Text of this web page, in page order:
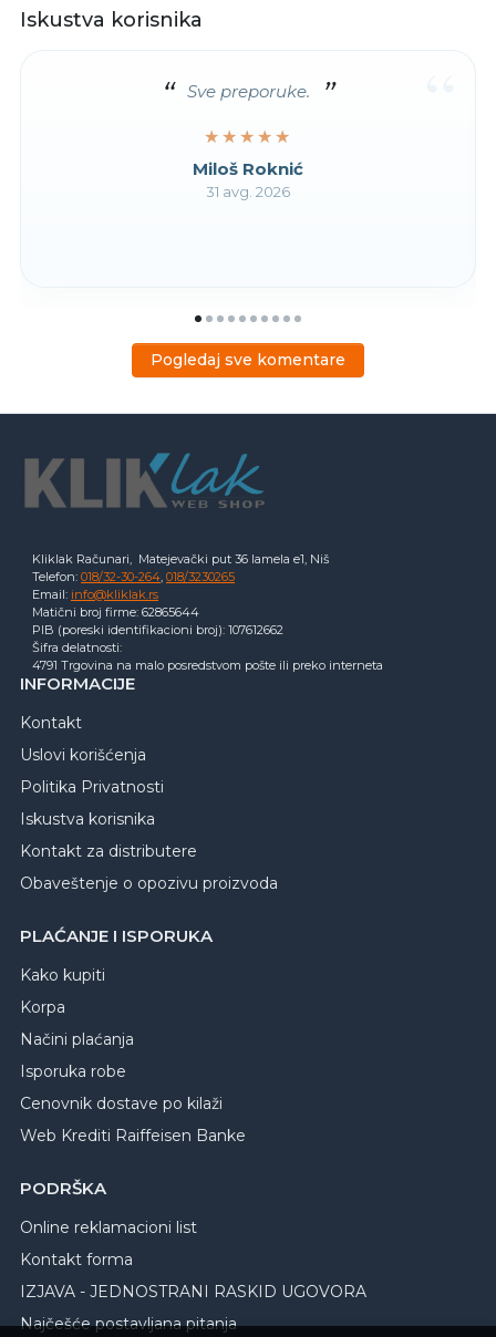
Iskustva korisnika
Sve preporuke.
★★★★★
★★★★★
Miloš Roknić
31 avg. 2026
Pogledaj sve komentare
Kliklak Računari, Matejevački put 36 lamela e1, Niš
Telefon: 018/32-30-264, 018/3230265
Email: info@kliklak.rs
Matični broj firme: 62865644
PIB (poreski identifikacioni broj): 107612662
Šifra delatnosti:
4791 Trgovina na malo posredstvom pošte ili preko interneta
INFORMACIJE
Kontakt
Uslovi korišćenja
Politika Privatnosti
Iskustva korisnika
Kontakt za distributere
Obaveštenje o opozivu proizvoda
PLAĆANJE I ISPORUKA
Kako kupiti
Korpa
Načini plaćanja
Isporuka robe
Cenovnik dostave po kilaži
Web Krediti Raiffeisen Banke
PODRŠKA
Online reklamacioni list
Kontakt forma
IZJAVA - JEDNOSTRANI RASKID UGOVORA
Najčešće postavljana pitanja